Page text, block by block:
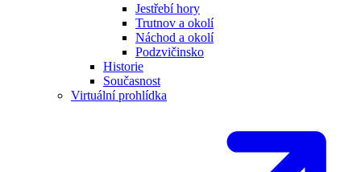
Jestřebí hory
Trutnov a okolí
Náchod a okolí
Podzvičinsko
Historie
Současnost
Virtuální prohlídka